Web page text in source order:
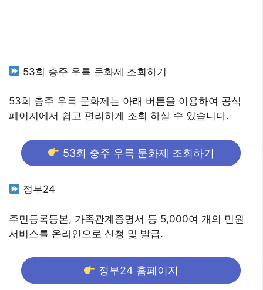
53회 충주 우륵 문화제 조회하기
53회 충주 우륵 문화제는 아래 버튼을 이용하여 공식
페이지에서 쉽고 편리하게 조회 하실 수 있습니다.
53회 충주 우륵 문화제 조회하기
정부24
주민등록등본, 가족관계증명서 등 5,000여 개의 민원
서비스를 온라인으로 신청 및 발급.
정부24 홈페이지